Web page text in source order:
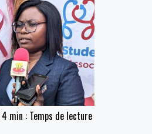
4 min : Temps de lecture